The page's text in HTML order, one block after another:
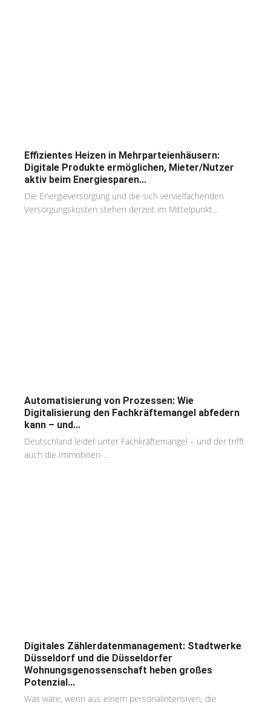
Effizientes Heizen in Mehrparteienhäusern:
Digitale Produkte ermöglichen, Mieter/Nutzer
aktiv beim Energiesparen...
Die Energieversorgung und die sich vervielfachenden
Versorgungskosten stehen derzeit im Mittelpunkt...
Automatisierung von Prozessen: Wie
Digitalisierung den Fachkräftemangel abfedern
kann – und...
Deutschland leidet unter Fachkräftemangel – und der trifft
auch die Immobilien-...
Digitales Zählerdatenmanagement: Stadtwerke
Düsseldorf und die Düsseldorfer
Wohnungsgenossenschaft heben großes
Potenzial...
Was wäre, wenn aus einem personalintensiven, die